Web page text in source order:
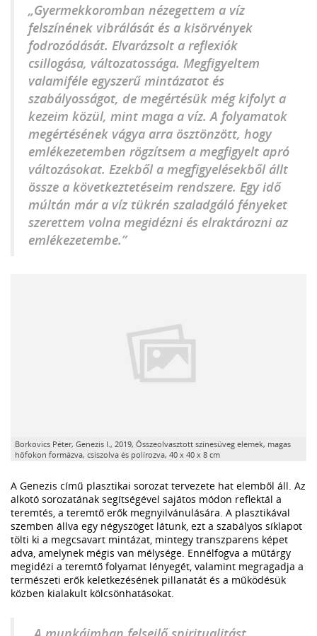
„Gyermekkoromban nézegettem a víz
felszínének vibrálását és a kisörvények
fodrozódását. Elvarázsolt a reflexiók
csillogása, változatossága. Megfigyeltem
valamiféle egyszerű mintázatot és
szabályosságot, de megértésük még kifolyt a
kezeim közül, mint maga a víz. A folyamatok
megértésének vágya arra ösztönzött, hogy
emlékezetemben rögzítsem a megfigyelt apró
változásokat. Ezekből a megfigyelésekből állt
össze a következtetéseim rendszere. Egy idő
múltán már a víz tükrén szaladgáló fényeket
szerettem volna megidézni és elraktározni az
emlékezetembe.”
Borkovics Péter, Genezis I., 2019, Összeolvasztott színesüveg elemek, magas
hőfokon formázva, csiszolva és polírozva, 40 x 40 x 8 cm
A Genezis című plasztikai sorozat tervezete hat elemből áll. Az
alkotó sorozatának segítségével sajátos módon reflektál a
teremtés, a teremtő erők megnyilvánulására. A plasztikával
szemben állva egy négyszöget látunk, ezt a szabályos síklapot
tölti ki a megcsavart mintázat, mintegy transzparens képet
adva, amelynek mégis van mélysége. Ennélfogva a műtárgy
megidézi a teremtő folyamat lényegét, valamint megragadja a
természeti erők keletkezésének pillanatát és a működésük
közben kialakult kölcsönhatásokat.